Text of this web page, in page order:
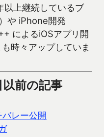
以上継続しているブ
や iPhone開発
によるiOSアプリ開
時々アップしていま
前の記事
レー公開